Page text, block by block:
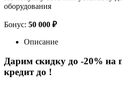
оборудования
Бонус: 50 000 ₽
Описание
Дарим скидку до -20% на
кредит до !